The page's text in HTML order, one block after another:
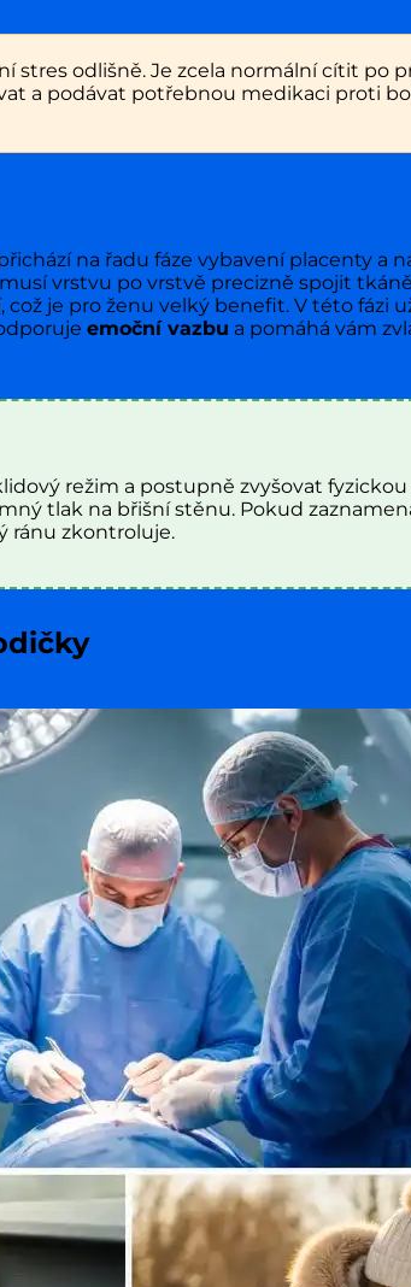
stres odlišně. Je zcela normální cítit
a podávat potřebnou medikaci proti
na řadu fáze vybavení placenty a
vrstvu po vrstvě precizně spojit
je pro ženu velký benefit. V této fázi
emoční vazbu a pomáhá vám
režim a postupně zvyšovat
tlak na břišní stěnu. Pokud
ránu zkontroluje.